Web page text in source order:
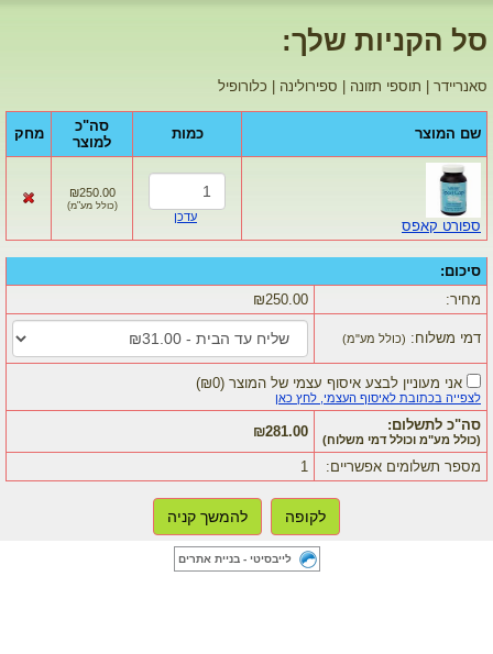
סל הקניות שלך:
סאנריידר | תוספי תזונה | ספירולינה | כלורופיל
שם המוצר כמות
סה"כ
למוצר
מחק
ספורט קאפס
עדכן
₪250.00
(כולל מע"מ)
סיכום:
מחיר:
₪250.00
דמי משלוח: (כולל מע"מ)
אני מעוניין לבצע איסוף עצמי של המוצר (
₪0
)
לצפייה בכתובת לאיסוף העצמי, לחץ כאן
סה"כ לתשלום:
(כולל מע"מ וכולל דמי משלוח) ₪281.00
מספר תשלומים אפשריים: 1
לקופה להמשך קניה
לייבסיטי - בניית אתרים